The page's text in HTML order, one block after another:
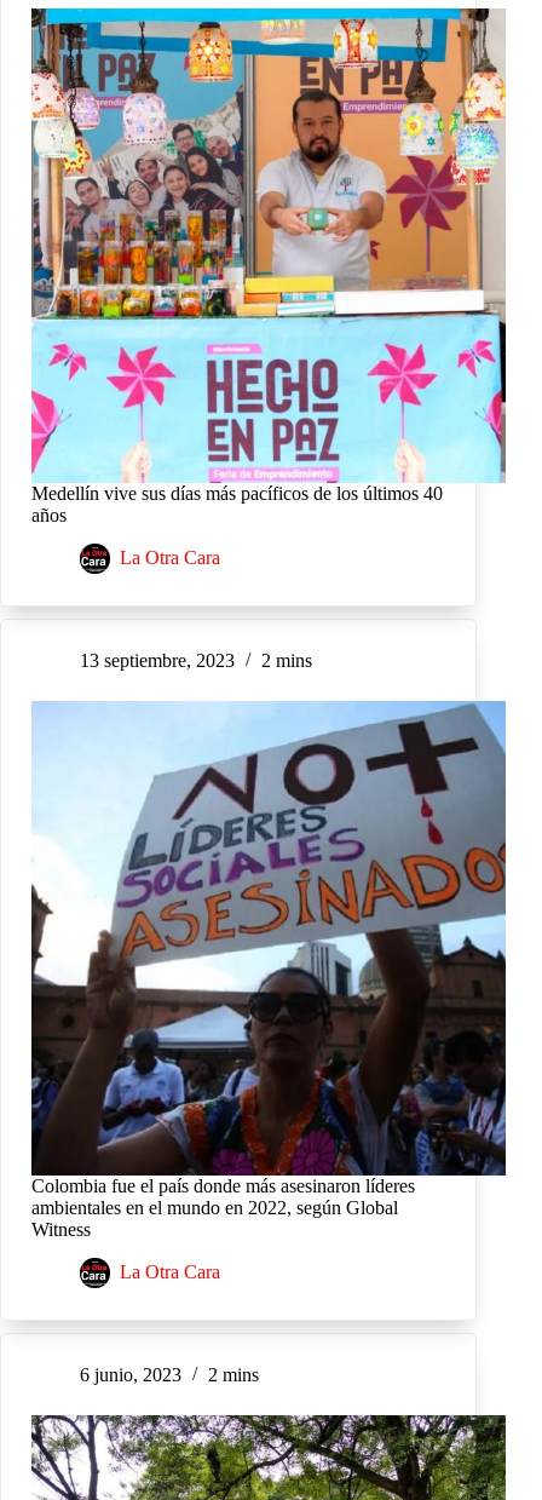
Medellín vive sus días más pacíficos de los últimos 40
años
La Otra Cara
13 septiembre, 2023 2 mins
Colombia fue el país donde más asesinaron líderes
ambientales en el mundo en 2022, según Global
Witness
La Otra Cara
6 junio, 2023 2 mins